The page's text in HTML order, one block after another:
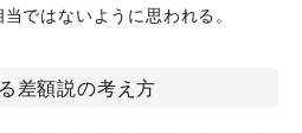
ではないように思われる。
差額説の考え方